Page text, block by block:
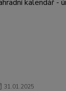
31.01.2025